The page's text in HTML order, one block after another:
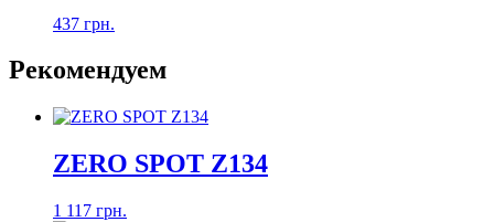
437 грн.
Рекомендуем
ZERO SPOT Z134
1 117 грн.